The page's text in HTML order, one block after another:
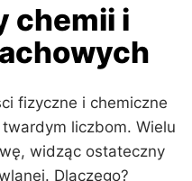
chemii i
fizyczne i chemiczne
liczbom. Wielu
widząc ostateczny
Dlaczego?